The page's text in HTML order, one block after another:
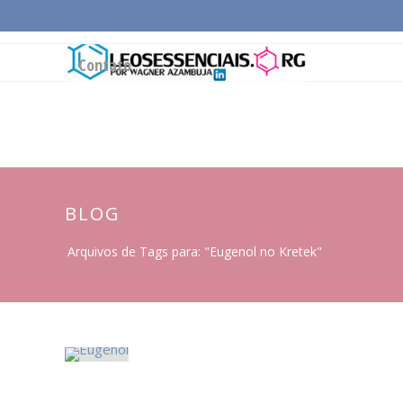
Contato
BLOG
Arquivos de Tags para: "Eugenol no Kretek"